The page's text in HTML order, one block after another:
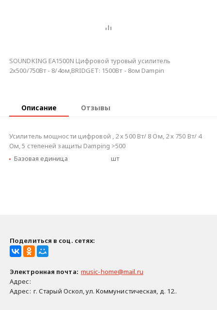
SOUNDKING EA1500N Цифровой туровый усилитель
2x500/750Вт - 8/4ом,BRIDGET: 1500Вт - 8ом Dampin
Описание Отзывы
Усилитель мощности цифровой , 2 х 500 Вт/ 8 Ом, 2 х 750 Вт/ 4
Ом, 5 степеней защиты Damping >500
Базовая единица
шт
Поделиться в соц. сетях:
Электронная почта: music-home@mail.ru
Адрес:
Адрес: г. Старый Оскол, ул. Коммунистическая, д. 12..